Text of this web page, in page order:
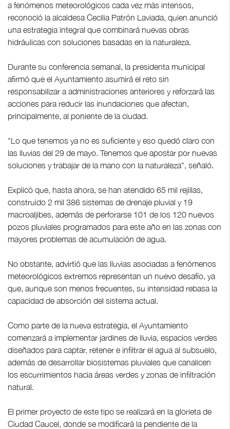
a fenómenos meteorológicos cada vez más intensos,
reconoció la alcaldesa Cecilia Patrón Laviada, quien anunció
una estrategia integral que combinará nuevas obras
hidráulicas con soluciones basadas en la naturaleza.
Durante su conferencia semanal, la presidenta municipal
afirmó que el Ayuntamiento asumirá el reto sin
responsabilizar a administraciones anteriores y reforzará las
acciones para reducir las inundaciones que afectan,
principalmente, al poniente de la ciudad.
"Lo que tenemos ya no es suficiente y eso quedó claro con
las lluvias del 29 de mayo. Tenemos que apostar por nuevas
soluciones y trabajar de la mano con la naturaleza", señaló.
Explicó que, hasta ahora, se han atendido 65 mil rejillas,
construido 2 mil 386 sistemas de drenaje pluvial y 19
macroaljibes, además de perforarse 101 de los 120 nuevos
pozos pluviales programados para este año en las zonas con
mayores problemas de acumulación de agua.
No obstante, advirtió que las lluvias asociadas a fenómenos
meteorológicos extremos representan un nuevo desafío, ya
que, aunque son menos frecuentes, su intensidad rebasa la
capacidad de absorción del sistema actual.
Como parte de la nueva estrategia, el Ayuntamiento
comenzará a implementar jardines de lluvia, espacios verdes
diseñados para captar, retener e infiltrar el agua al subsuelo,
además de desarrollar biosistemas pluviales que canalicen
los escurrimientos hacia áreas verdes y zonas de infiltración
natural.
El primer proyecto de este tipo se realizará en la glorieta de
Ciudad Caucel, donde se modificará la pendiente de la